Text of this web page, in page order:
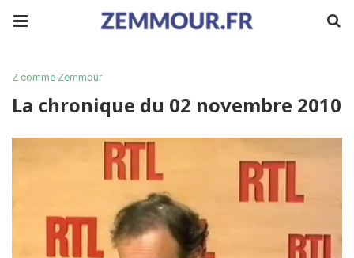
Z comme Zemmour
La chronique du 02 novembre 2010